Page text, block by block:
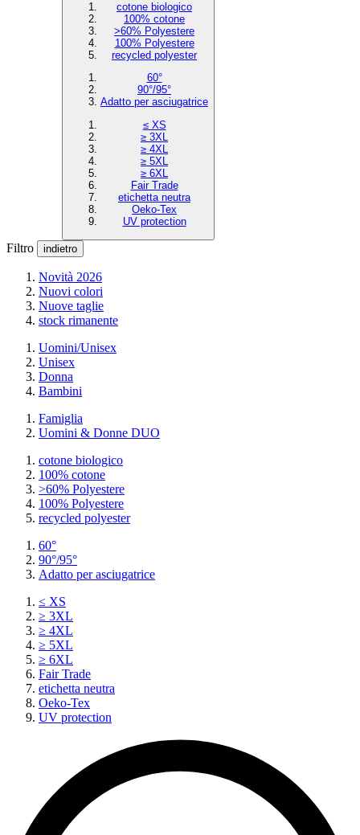
cotone biologico
100% cotone
>60% Polyestere
100% Polyestere
recycled polyester
60°
90°/95°
Adatto per asciugatrice
≤ XS
≥ 3XL
≥ 4XL
≥ 5XL
≥ 6XL
Fair Trade
etichetta neutra
Oeko-Tex
UV protection
Filtro indietro
Novità 2026
Nuovi colori
Nuove taglie
stock rimanente
Uomini/Unisex
Unisex
Donna
Bambini
Famiglia
Uomini & Donne DUO
cotone biologico
100% cotone
>60% Polyestere
100% Polyestere
recycled polyester
60°
90°/95°
Adatto per asciugatrice
≤ XS
≥ 3XL
≥ 4XL
≥ 5XL
≥ 6XL
Fair Trade
etichetta neutra
Oeko-Tex
UV protection